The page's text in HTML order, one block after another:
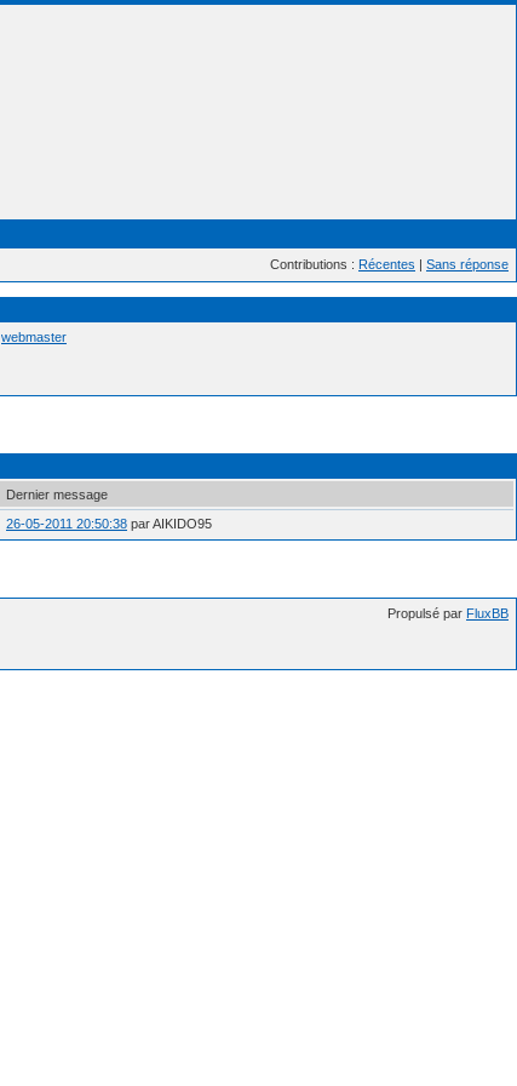
Contributions : Récentes | Sans réponse
webmaster
Dernier message
26-05-2011 20:50:38 par AIKIDO95
Propulsé par FluxBB